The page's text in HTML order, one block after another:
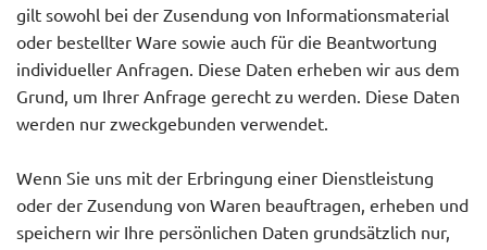
gilt sowohl bei der Zusendung von Informationsmaterial
oder bestellter Ware sowie auch für die Beantwortung
individueller Anfragen. Diese Daten erheben wir aus dem
Grund, um Ihrer Anfrage gerecht zu werden. Diese Daten
werden nur zweckgebunden verwendet.
Wenn Sie uns mit der Erbringung einer Dienstleistung
oder der Zusendung von Waren beauftragen, erheben und
speichern wir Ihre persönlichen Daten grundsätzlich nur,